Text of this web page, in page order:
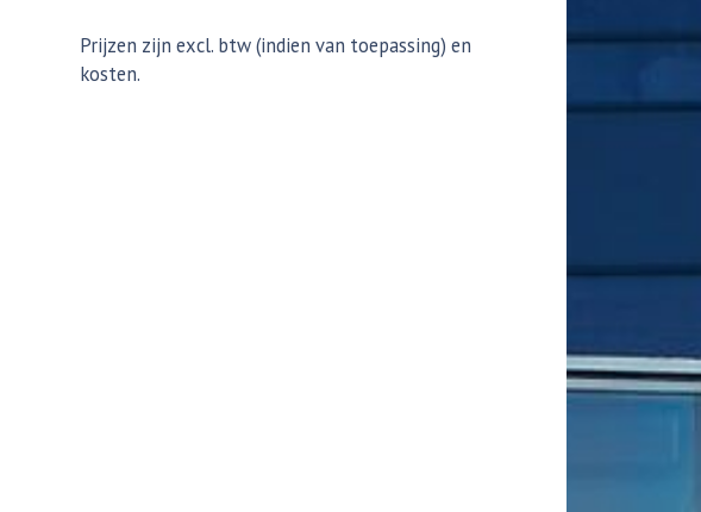
Prijzen zijn excl. btw (indien van toepassing) en
kosten.